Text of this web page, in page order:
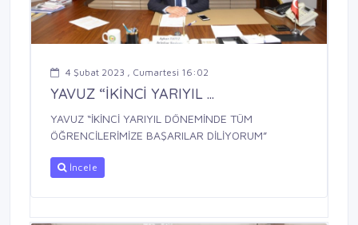
4 Şubat 2023 , Cumartesi 16:02
YAVUZ “İKİNCİ YARIYIL ...
YAVUZ “İKİNCİ YARIYIL DÖNEMİNDE TÜM
ÖĞRENCİLERİMİZE BAŞARILAR DİLİYORUM”
İncele